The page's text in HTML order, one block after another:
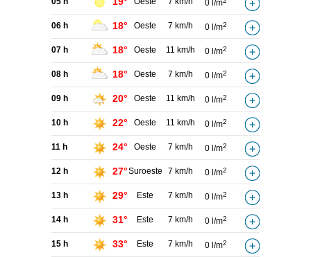
0 l/m
06 h 18° Oeste 7 km/h 0 l/m2
07 h 18° Oeste 11 km/h 0 l/m2
08 h 18° Oeste 7 km/h 0 l/m2
09 h 20° Oeste 11 km/h 0 l/m2
10 h 22° Oeste 11 km/h 0 l/m2
11 h 24° Oeste 7 km/h 0 l/m2
12 h 27°Suroeste 7 km/h 0 l/m2
13 h 29° Este 7 km/h 0 l/m2
14 h 31° Este 7 km/h 0 l/m2
15 h 33° Este 7 km/h 0 l/m2